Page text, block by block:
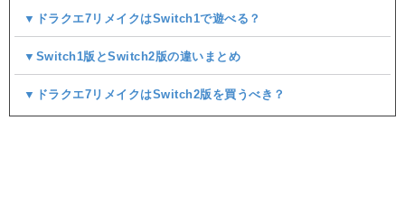
▼ドラクエ7リメイクはSwitch1で遊べる？
▼Switch1版とSwitch2版の違いまとめ
▼ドラクエ7リメイクはSwitch2版を買うべき？